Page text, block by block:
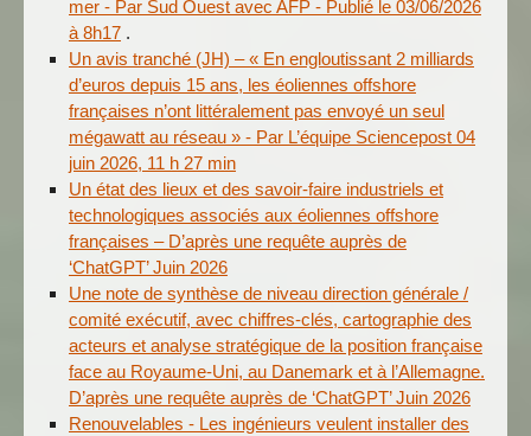
mer - Par Sud Ouest avec AFP - Publié le 03/06/2026
à 8h17.
Un avis tranché (JH) – « En engloutissant 2 milliards
d’euros depuis 15 ans, les éoliennes offshore
françaises n’ont littéralement pas envoyé un seul
mégawatt au réseau » - Par L’équipe Sciencepost 04
juin 2026, 11 h 27 min
Un état des lieux et des savoir-faire industriels et
technologiques associés aux éoliennes offshore
françaises – D’après une requête auprès de
‘ChatGPT’ Juin 2026
Une note de synthèse de niveau direction générale /
comité exécutif, avec chiffres-clés, cartographie des
acteurs et analyse stratégique de la position française
face au Royaume-Uni, au Danemark et à l’Allemagne.
D’après une requête auprès de ‘ChatGPT’ Juin 2026
Renouvelables - Les ingénieurs veulent installer des